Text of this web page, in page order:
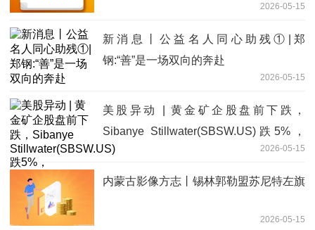
2026-05-15
新消息丨公益名人同心助残①|郑
钢:“善”是一场双向的奔赴
2026-05-15
美股异动 | 黄金矿企股盘前下跌，
Sibanye Stillwater(SBSW.US)跌5%，
Anglogold Ashanti(AU.US)跌近4%-看点
2026-05-15
内蒙古影像方志丨锡林郭勒盟‌苏尼特左旗
2026-05-15